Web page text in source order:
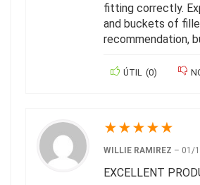
fitting correctly.
and buckets of
recommendation,
ÚTIL (0)
★★★★★
WILLIE RAMIREZ – 01/
EXCELLENT